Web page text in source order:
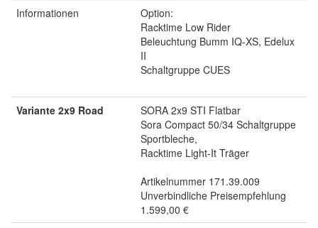
Informationen
Option:
Racktime Low Rider
Beleuchtung Bumm IQ-XS, Edelux
II
Schaltgruppe CUES
Variante 2x9 Road
SORA 2x9 STI Flatbar
Sora Compact 50/34 Schaltgruppe
Sportbleche,
Racktime Light-It Träger
Artikelnummer 171.39.009
Unverbindliche Preisempfehlung
1.599,00 €